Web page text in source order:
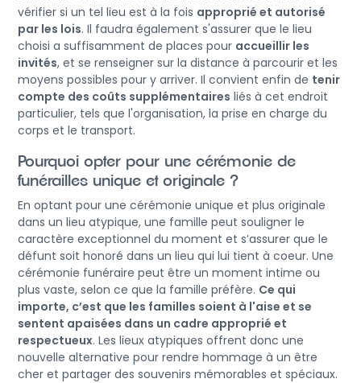
vérifier si un tel lieu est à la fois approprié et autorisé
par les lois. Il faudra également s'assurer que le lieu
choisi a suffisamment de places pour accueillir les
invités, et se renseigner sur la distance à parcourir et les
moyens possibles pour y arriver. Il convient enfin de tenir
compte des coûts supplémentaires liés à cet endroit
particulier, tels que l'organisation, la prise en charge du
corps et le transport.
Pourquoi opter pour une cérémonie de
funérailles unique et originale ?
En optant pour une cérémonie unique et plus originale
dans un lieu atypique, une famille peut souligner le
caractère exceptionnel du moment et s’assurer que le
défunt soit honoré dans un lieu qui lui tient à coeur. Une
cérémonie funéraire peut être un moment intime ou
plus vaste, selon ce que la famille préfère. Ce qui
importe, c’est que les familles soient à l'aise et se
sentent apaisées dans un cadre approprié et
respectueux. Les lieux atypiques offrent donc une
nouvelle alternative pour rendre hommage à un être
cher et partager des souvenirs mémorables et spéciaux.